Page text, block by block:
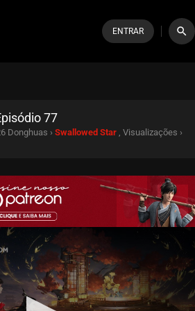
ENTRAR search
77
Donghuas › Swallowed Star , Visualizações ›